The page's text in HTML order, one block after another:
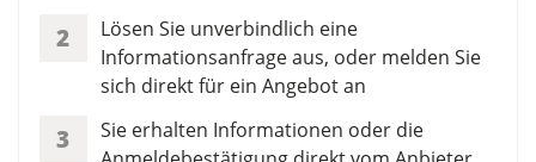
2
Lösen Sie unverbindlich eine
Informationsanfrage aus, oder melden Sie
sich direkt für ein Angebot an
3
Sie erhalten Informationen oder die